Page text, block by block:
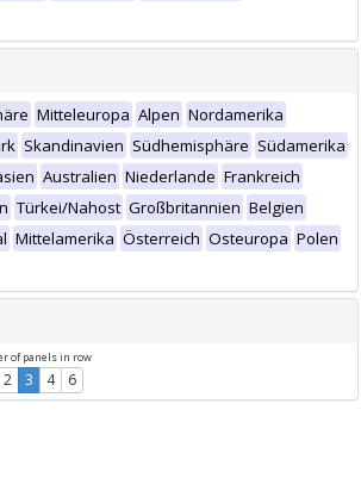
Mitteleuropa Alpen Nordamerika
Skandinavien Südhemisphäre Südamerika
Australien Niederlande Frankreich
Türkei/Nahost Großbritannien Belgien
Mittelamerika Österreich Osteuropa Polen
of panels in row
2 3 4 6